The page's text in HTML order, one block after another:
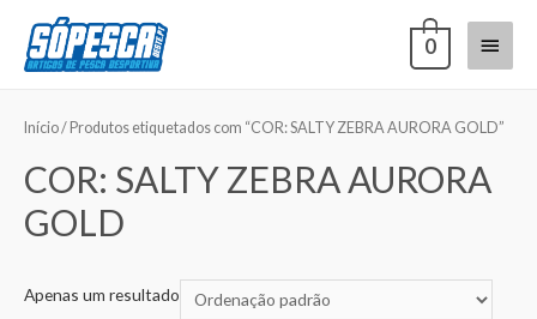
0
Início/ Produtos etiquetados com “COR: SALTY ZEBRA AURORA GOLD”
COR: SALTY ZEBRA AURORA
GOLD
Apenas um resultado